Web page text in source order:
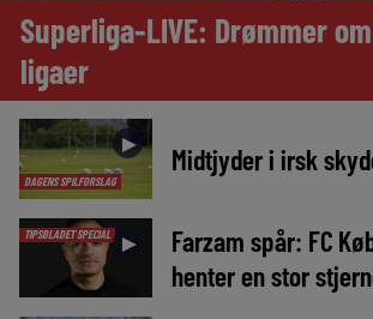
Superliga-LIVE: Drømmer
ligaer
DAGENS SPILFORSLAG
► Midtjyder i irsk
TIPSBLADET SPECIAL ►
Farzam spår: FC
henter en stor